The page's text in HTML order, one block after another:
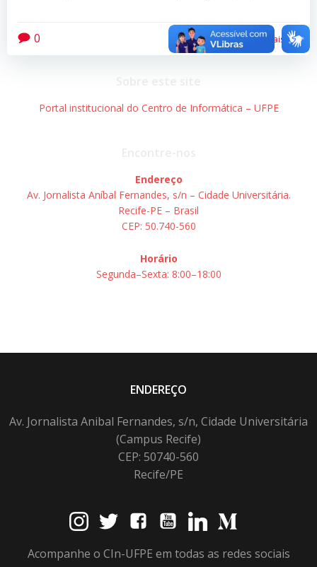
0 Leia mais
Portal institucional do Centro de Informática – UFPE
Endereço
Av. Jornalista Aníbal Fernandes, s/n – Cidade Universitária.
Recife-PE – Brasil
CEP: 50.740-560
Horário
Segunda–Sexta: 8:00–18:00
ENDEREÇO
Av. Jornalista Anibal Fernandes, s/n, Cidade Universitária
(Campus Recife)
CEP: 50740-560
Recife/PE
Acompanhe o CIn-UFPE em todas as redes sociais